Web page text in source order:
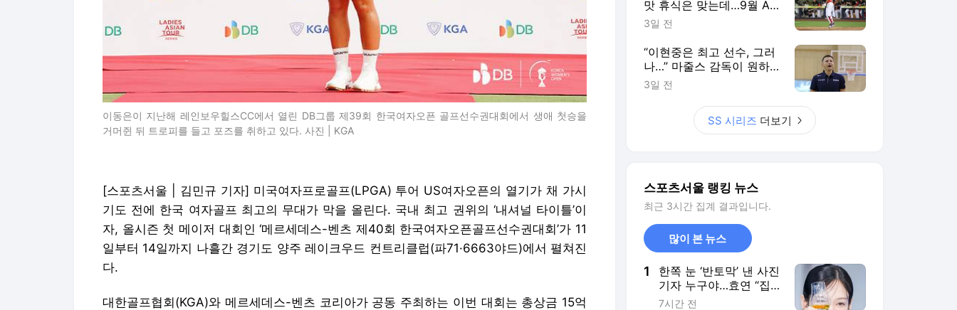
이동은이 지난해 레인보우힐스CC에서 열린 DB그룹 제39회 한국여자오픈 골프선수권대회에서 생애 첫승을
거머쥔 뒤 트로피를 들고 포즈를 취하고 있다. 사진 | KGA
[스포츠서울 | 김민규 기자] 미국여자프로골프(LPGA) 투어 US여자오픈의 열기가 채 가시
기도 전에 한국 여자골프 최고의 무대가 막을 올린다. 국내 최고 권위의 ‘내셔널 타이틀’이
자, 올시즌 첫 메이저 대회인 ‘메르세데스-벤츠 제40회 한국여자오픈골프선수권대회’가 11
일부터 14일까지 나흘간 경기도 양주 레이크우드 컨트리클럽(파71·6663야드)에서 펼쳐진
다.
대한골프협회(KGA)와 메르세데스-벤츠 코리아가 공동 주최하는 이번 대회는 총상금 15억
맛 휴식은 맞는데…9월 AG
생각하면 또 ‘찜찜’ [SS시선
3일 전
“이현중은 최고 선수, 그러
나…” 마줄스 감독이 원하
는 농구는 ‘따로’ 있다 [SS
3일 전
SS 시리즈 더보기
스포츠서울 랭킹 뉴스
최근 3시간 집계 결과입니다.
많이 본 뉴스
1
한쪽 눈 ‘반토막’ 낸 사진
기자 누구야…효연 “집
주소 삽니다” 찾아갈 기
7시간 전